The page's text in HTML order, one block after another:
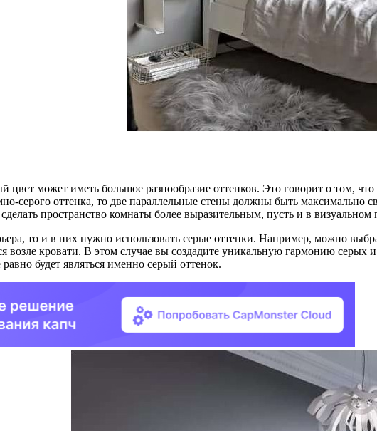
может иметь большое разнообразие оттенков. Это говорит о том,
серого оттенка, то две параллельные стены должны быть максимально
пространство комнаты более выразительным, пусть и в визуальном
то и в них нужно использовать серые оттенки. Например, можно
возле кровати. В этом случае вы создадите уникальную гармонию
будет являться именно серый оттенок.